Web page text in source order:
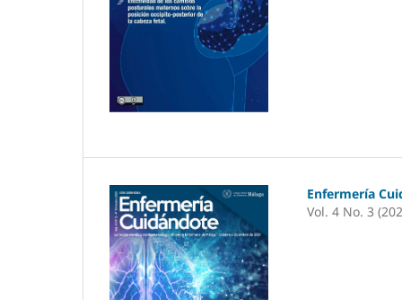
Enfermería
Vol. 4 No. 3